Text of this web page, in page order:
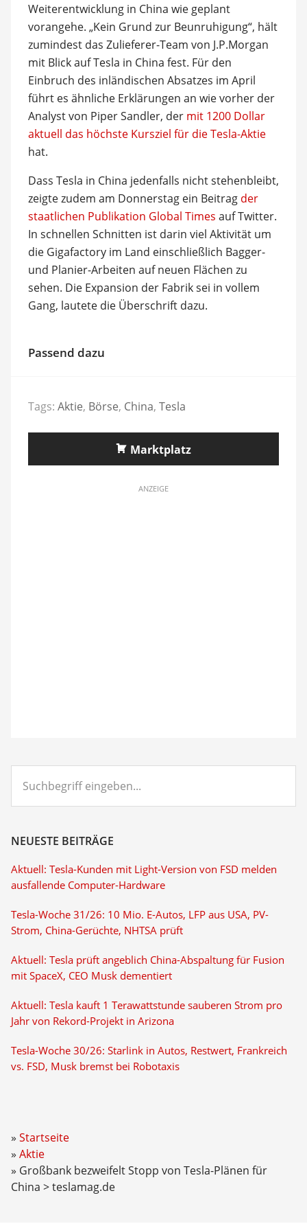
Weiterentwicklung in China wie geplant
vorangehe. „Kein Grund zur Beunruhigung“, hält
zumindest das Zulieferer-Team von J.P.Morgan
mit Blick auf Tesla in China fest. Für den
Einbruch des inländischen Absatzes im April
führt es ähnliche Erklärungen an wie vorher der
Analyst von Piper Sandler, der mit 1200 Dollar
aktuell das höchste Kursziel für die Tesla-Aktie
hat.
Dass Tesla in China jedenfalls nicht stehenbleibt,
zeigte zudem am Donnerstag ein Beitrag der
staatlichen Publikation Global Times auf Twitter.
In schnellen Schnitten ist darin viel Aktivität um
die Gigafactory im Land einschließlich Bagger-
und Planier-Arbeiten auf neuen Flächen zu
sehen. Die Expansion der Fabrik sei in vollem
Gang, lautete die Überschrift dazu.
Passend dazu
Tags: Aktie, Börse, China, Tesla
Marktplatz
ANZEIGE
eingeben...
NEUESTE BEITRÄGE
Aktuell: Tesla-Kunden mit Light-Version von FSD melden
ausfallende Computer-Hardware
Tesla-Woche 31/26: 10 Mio. E-Autos, LFP aus USA, PV-
Strom, China-Gerüchte, NHTSA prüft
Aktuell: Tesla prüft angeblich China-Abspaltung für Fusion
mit SpaceX, CEO Musk dementiert
Aktuell: Tesla kauft 1 Terawattstunde sauberen Strom pro
Jahr von Rekord-Projekt in Arizona
Tesla-Woche 30/26: Starlink in Autos, Restwert, Frankreich
vs. FSD, Musk bremst bei Robotaxis
Startseite
Aktie
Großbank bezweifelt Stopp von Tesla-Plänen für
China > teslamag.de